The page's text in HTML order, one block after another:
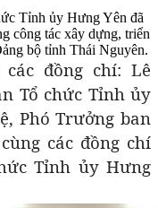
Tỉnh ủy Hưng Yên đã
công tác xây dựng, triển
bộ tỉnh Thái Nguyên.
đồng chí: Lê
Tổ chức Tỉnh ủy
Phó Trưởng ban
các đồng chí
Tỉnh ủy Hưng